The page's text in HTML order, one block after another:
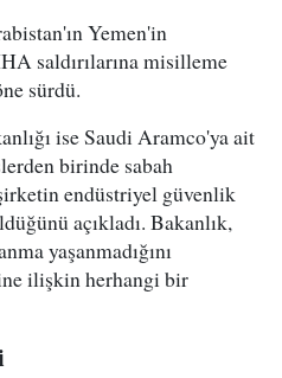
Yemen'in
saldırılarına misilleme
sürdü.
ise Saudi Aramco'ya ait
birinde sabah
endüstriyel güvenlik
açıkladı. Bakanlık,
yaşanmadığını
ilişkin herhangi bir